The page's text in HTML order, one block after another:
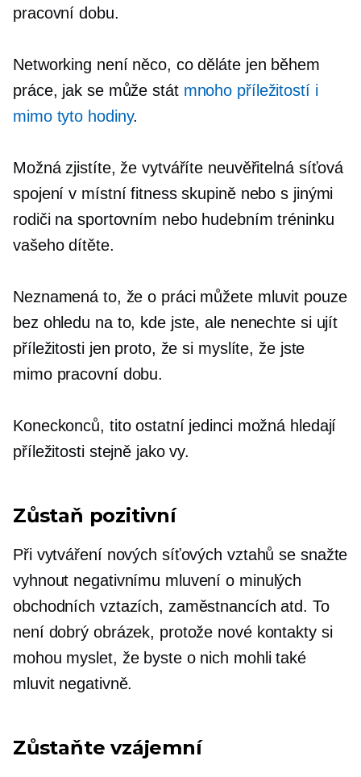
pracovní dobu.
Networking není něco, co děláte jen během
práce, jak se může stát mnoho příležitostí i
mimo tyto hodiny.
Možná zjistíte, že vytváříte neuvěřitelná síťová
spojení v místní fitness skupině nebo s jinými
rodiči na sportovním nebo hudebním tréninku
vašeho dítěte.
Neznamená to, že o práci můžete mluvit pouze
bez ohledu na to, kde jste, ale nenechte si ujít
příležitosti jen proto, že si myslíte, že jste
mimo pracovní dobu.
Koneckonců, tito ostatní jedinci možná hledají
příležitosti stejně jako vy.
Zůstaň pozitivní
Při vytváření nových síťových vztahů se snažte
vyhnout negativnímu mluvení o minulých
obchodních vztazích, zaměstnancích atd. To
není dobrý obrázek, protože nové kontakty si
mohou myslet, že byste o nich mohli také
mluvit negativně.
Zůstaňte vzájemní